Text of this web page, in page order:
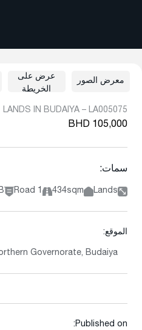
LANDS IN BUDAIYA – LA005075
BHD 105,000
سمات:
Lands
434sqm
1 Road
الموقع:
Governorate, Budaiya
Published on:
معرض الصور
عرض على
الخريطة